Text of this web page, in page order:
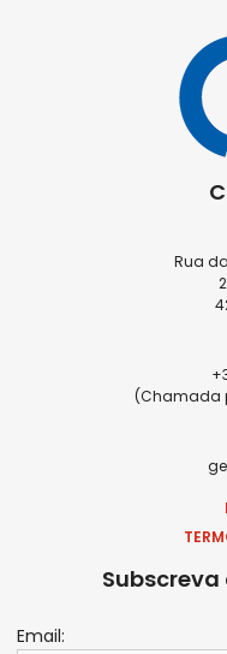
Rua
(Chamada
Email: